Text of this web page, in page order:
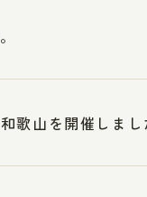
歌山を開催しまし